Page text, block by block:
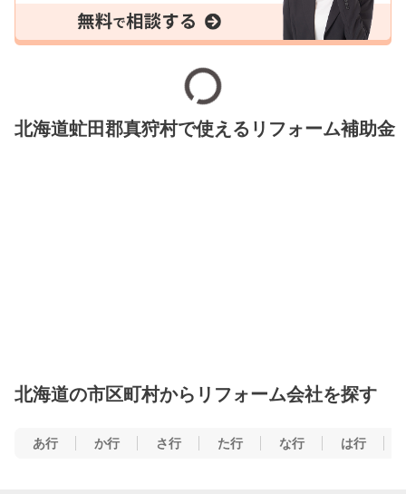
北海道虻田郡真狩村で使えるリフォーム補助金
北海道の市区町村からリフォーム会社を探す
あ行 か行 さ行 た行 な行 は行